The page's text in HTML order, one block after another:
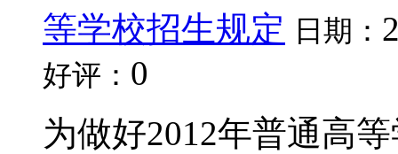
等学校招生规定 日期：
好评： 0
为做好2012年普通高